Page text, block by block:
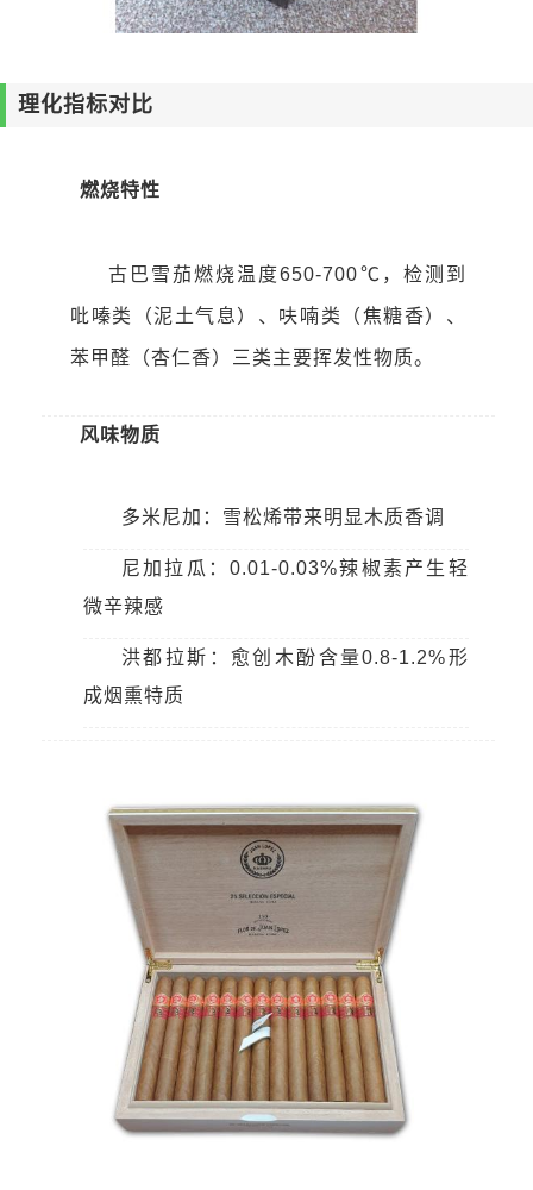
理化指标对比
燃烧特性
古巴雪茄燃烧温度650-700℃，检测到
吡嗪类（泥土气息）、呋喃类（焦糖香）、
苯甲醛（杏仁香）三类主要挥发性物质。
风味物质
多米尼加：雪松烯带来明显木质香调
尼加拉瓜：0.01-0.03%辣椒素产生轻
微辛辣感
洪都拉斯：愈创木酚含量0.8-1.2%形
成烟熏特质